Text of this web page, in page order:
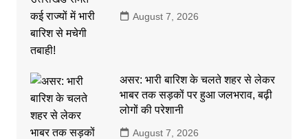
August 7, 2026
असर: भारी बारिश के चलते शहर से लेकर
भाबर तक सड़कों पर हुआ जलभराव, बढ़ी
लोगों की परेशानी
August 7, 2026